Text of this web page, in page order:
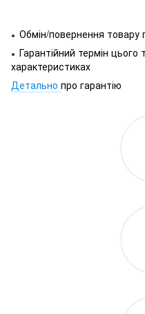
● Обмін/повернення товару
● Гарантійний термін цього
характеристиках
Детально про гарантію